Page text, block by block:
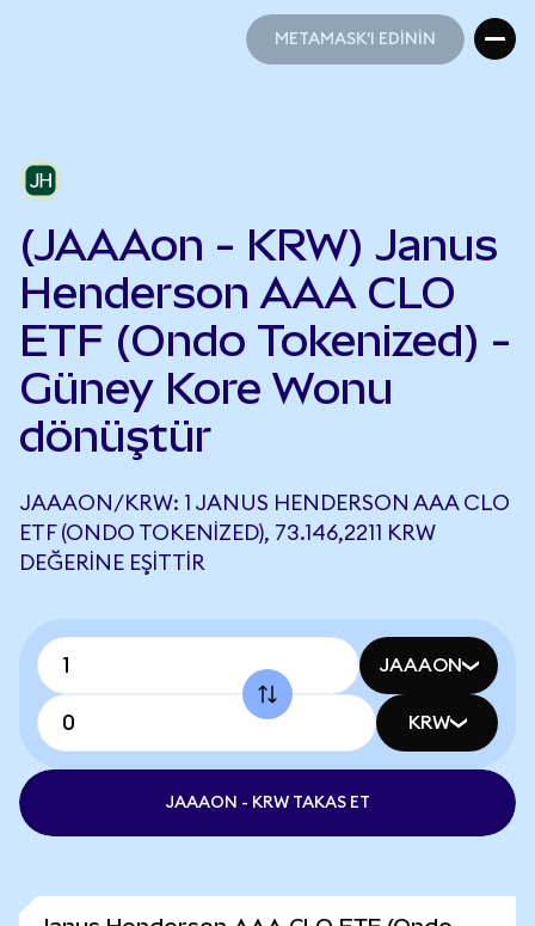
METAMASK'I EDİNİN
(JAAAon - KRW) Janus
Henderson AAA CLO
ETF (Ondo Tokenized) -
Güney Kore Wonu
dönüştür
JAAAON/KRW: 1 JANUS HENDERSON AAA CLO
ETF (ONDO TOKENIZED), 73.146,2211 KRW
DEĞERINE EŞITTIR
JAAAON
KRW
JAAAON - KRW TAKAS ET